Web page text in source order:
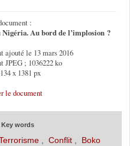
:
Nigéria. Au bord de l’implosion ?
ajouté le 13 mars 2016
JPEG ; 1036222 ko
x 1381 px
le document
words
, Conflit, Boko